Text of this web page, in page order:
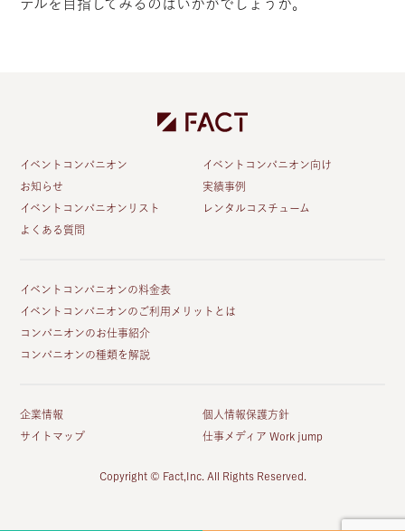
デルを目指してみるのはいかがでしょうか。
イベントコンパニオン
イベントコンパニオン向け
お知らせ
実績事例
イベントコンパニオンリスト
レンタルコスチューム
よくある質問
イベントコンパニオンの料金表
イベントコンパニオンのご利用メリットとは
コンパニオンのお仕事紹介
コンパニオンの種類を解説
企業情報
個人情報保護方針
サイトマップ
仕事メディア Work jump
Copyright © Fact,Inc. All Rights Reserved.